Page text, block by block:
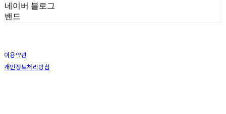
네이버 블로그
밴드
이용약관
개인정보처리방침